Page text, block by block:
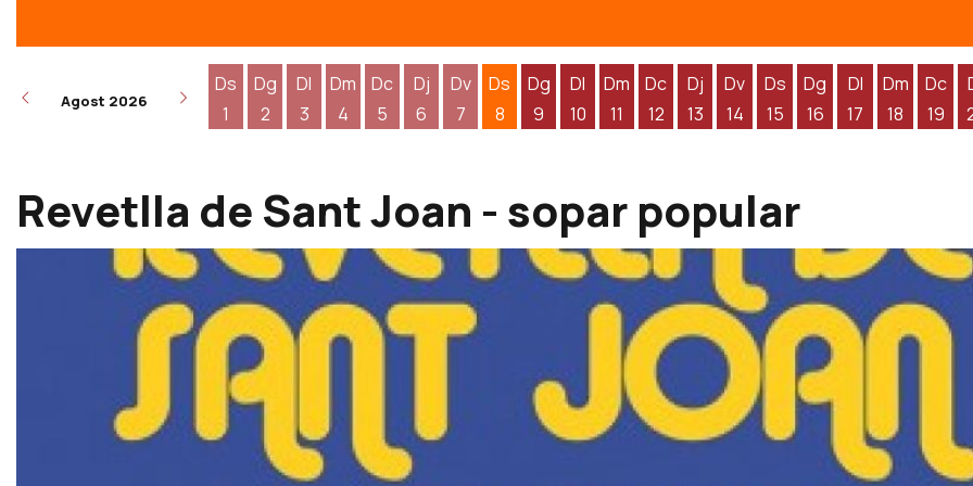
Agost 2026
Ds
1
Dg
2
Dl
3
Dm
4
Dc
5
Dj
6
Dv
7
Ds
8
Dg
9
Dl
10
Dm
11
Dc
12
Dj
13
Dv
14
Ds
15
Dg
16
Dl
17
Dm
18
Dc
19
Revetlla de Sant Joan - sopar popular